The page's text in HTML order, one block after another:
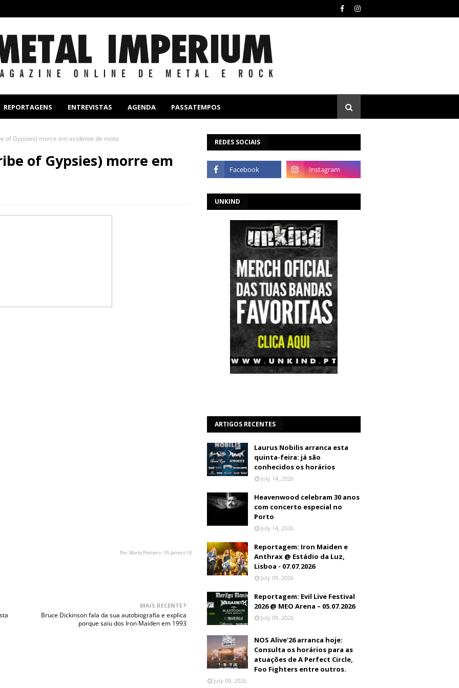
REPORTAGENS ENTREVISTAS AGENDA PASSATEMPOS
of Gypsies) morre em acidente de mota
of Gypsies) morre em
Por: Marta Pinheiro - 05 Janeiro 18
MAIS RECENTE
Bruce Dickinson fala da sua autobiografia e explica
porque saiu dos Iron Maiden em 1993
REDES SOCIAIS
UNKIND
ARTIGOS RECENTES
Laurus Nobilis arranca esta
quinta-feira: já são
conhecidos os horários
July 14, 2026
Heavenwood celebram 30 anos
com concerto especial no
Porto
July 14, 2026
Reportagem: Iron Maiden e
Anthrax @ Estádio da Luz,
Lisboa - 07.07.2026
July 09, 2026
Reportagem: Evil Live Festival
2026 @ MEO Arena – 05.07.2026
July 09, 2026
NOS Alive'26 arranca hoje:
Consulta os horários para as
atuações de A Perfect Circle,
Foo Fighters entre outros.
July 09, 2026